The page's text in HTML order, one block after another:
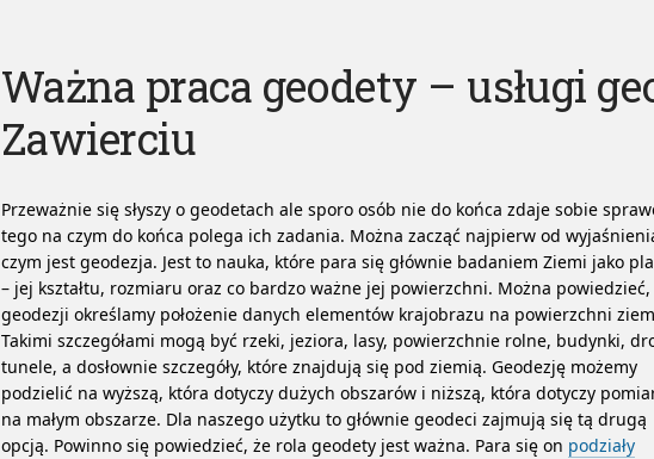
Ważna praca geodety – usługi
Zawierciu
Przeważnie się słyszy o geodetach ale sporo osób nie do końca zdaje sobie
tego na czym do końca polega ich zadania. Można zacząć najpierw od
czym jest geodezja. Jest to nauka, które para się głównie badaniem Ziemi jako
– jej kształtu, rozmiaru oraz co bardzo ważne jej powierzchni. Można powiedzieć,
geodezji określamy położenie danych elementów krajobrazu na powierzchni
Takimi szczegółami mogą być rzeki, jeziora, lasy, powierzchnie rolne, budynki,
tunele, a dosłownie szczegóły, które znajdują się pod ziemią. Geodezję możemy
podzielić na wyższą, która dotyczy dużych obszarów i niższą, która dotyczy
na małym obszarze. Dla naszego użytku to głównie geodeci zajmują się tą drugą
opcją. Powinno się powiedzieć, że rola geodety jest ważna. Para się on podziały